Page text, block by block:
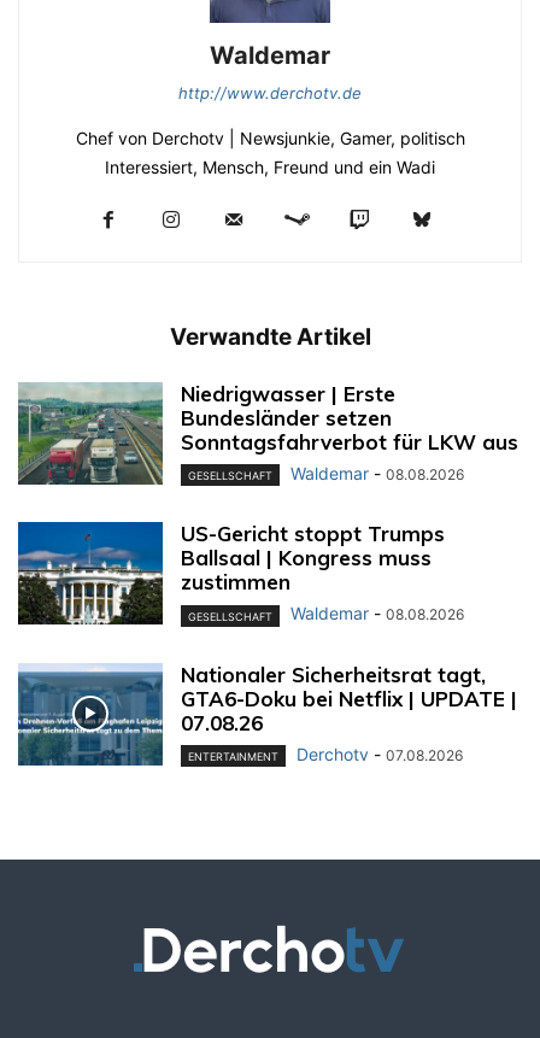
Waldemar
http://www.derchotv.de
Chef von Derchotv | Newsjunkie, Gamer, politisch
Interessiert, Mensch, Freund und ein Wadi
Verwandte Artikel
Niedrigwasser | Erste
Bundesländer setzen
Sonntagsfahrverbot für LKW aus
GESELLSCHAFT Waldemar - 08.08.2026
US-Gericht stoppt Trumps
Ballsaal | Kongress muss
zustimmen
GESELLSCHAFT Waldemar - 08.08.2026
Nationaler Sicherheitsrat tagt,
GTA6-Doku bei Netflix | UPDATE |
07.08.26
ENTERTAINMENT Derchotv - 07.08.2026